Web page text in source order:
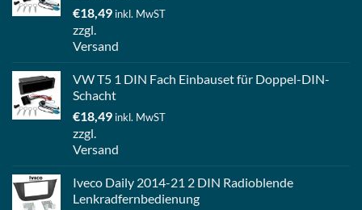
€18,49 inkl. MwST
zzgl.
Versand
VW T5 1 DIN Fach Einbauset für Doppel-DIN-
Schacht
€18,49 inkl. MwST
zzgl.
Versand
Iveco Daily 2014-21 2 DIN Radioblende
Lenkradfernbedienung